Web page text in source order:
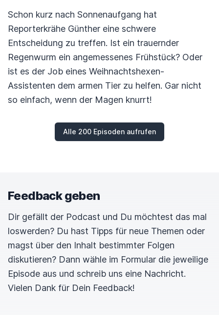
Schon kurz nach Sonnenaufgang hat
Reporterkrähe Günther eine schwere
Entscheidung zu treffen. Ist ein trauernder
Regenwurm ein angemessenes Frühstück? Oder
ist es der Job eines Weihnachtshexen-
Assistenten dem armen Tier zu helfen. Gar nicht
so einfach, wenn der Magen knurrt!
Alle 200 Episoden aufrufen
Feedback geben
Dir gefällt der Podcast und Du möchtest das mal
loswerden? Du hast Tipps für neue Themen oder
magst über den Inhalt bestimmter Folgen
diskutieren? Dann wähle im Formular die jeweilige
Episode aus und schreib uns eine Nachricht.
Vielen Dank für Dein Feedback!